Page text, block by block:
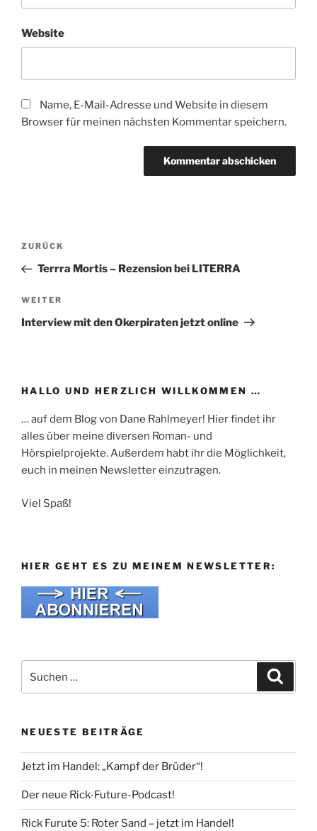
Website
Name, E-Mail-Adresse und Website in diesem
Browser für meinen nächsten Kommentar speichern.
Beitragsnavigation
Vorheriger
Beitrag
ZURÜCK
Terrra Mortis – Rezension bei LITERRA
Nächster
Beitrag
WEITER
Interview mit den Okerpiraten jetzt online
HALLO UND HERZLICH WILLKOMMEN …
… auf dem Blog von Dane Rahlmeyer! Hier findet ihr
alles über meine diversen Roman- und
Hörspielprojekte. Außerdem habt ihr die Möglichkeit,
euch in meinen Newsletter einzutragen.
Viel Spaß!
HIER GEHT ES ZU MEINEM NEWSLETTER:
nach:
NEUESTE BEITRÄGE
Jetzt im Handel: „Kampf der Brüder“!
Der neue Rick-Future-Podcast!
Rick Furute 5: Roter Sand – jetzt im Handel!